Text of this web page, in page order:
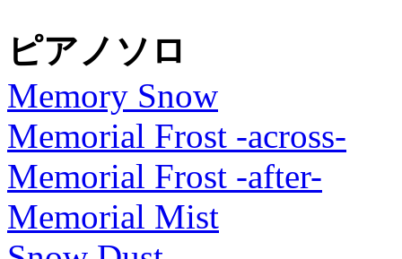
ピアノソロ
Memory Snow
Memorial Frost -across-
Memorial Frost -after-
Memorial Mist